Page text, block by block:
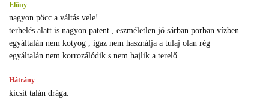
Előny
nagyon pöcc a váltás vele!
terhelés alatt is nagyon patent , eszméletlen jó sárban porban vízben
egyáltalán nem kotyog , igaz nem használja a tulaj olan rég
egyáltalán nem korrozálódik s nem hajlik a terelő
Hátrány
kicsit talán drága.